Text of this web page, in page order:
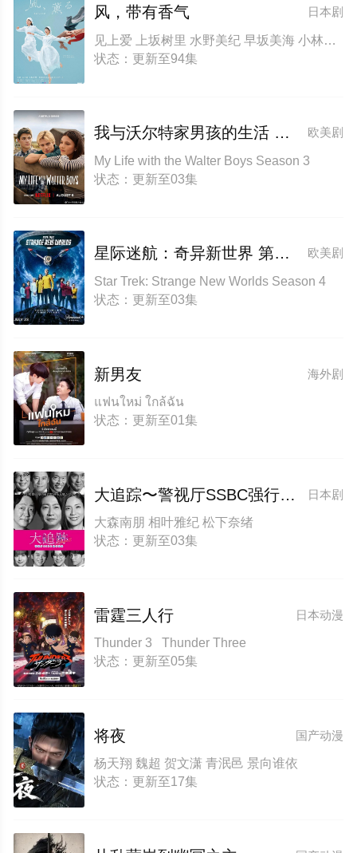
日本剧
风，带有香气
见上爱 上坂树里 水野美纪 早坂美海 小林隆 小林虎之介 津崎史郎 岩瀬顕子 三浦贵大 根岸季衣 大岛美幸 义达祐未 たくや 原田泰造 北村一辉 佐野晶哉 藤原季节 林裕太 坂东弥十郎 内田慈 小倉史也 片冈鹤太郎 松金米子 广冈由里子 春海四方 多部未华子 高岛政宏 二田絢乃 中田青渚 井上向日葵 丸山礼 研直子 生田绘梨花 菊池亚希子 中井友望 木越明 原嶋凛 玄理 伊势志摩 古川雄大 坂口涼太郎 平野生成 森田甘路 猫背椿 饭尾和树 若林时英 村上穂乃佳 东野绚香 大河原次郎 野添义弘 筒井道隆 仲
状态：更新至94集
欧美剧
我与沃尔特家男孩的生活 第三季
My Life with the Walter Boys Season 3
状态：更新至03集
欧美剧
星际迷航：奇异新世界 第四季
Star Trek: Strange New Worlds Season 4
状态：更新至03集
海外剧
新男友
แฟนใหม่ ใกล้ฉัน
状态：更新至01集
日本剧
大追踪〜警视厅SSBC强行犯系〜 第二季
大森南朋 相叶雅纪 松下奈绪
状态：更新至03集
日本动漫
雷霆三人行
Thunder 3 Thunder Three
状态：更新至05集
国产动漫
将夜
杨天翔 魏超 贺文潇 青泯邑 景向谁依
状态：更新至17集